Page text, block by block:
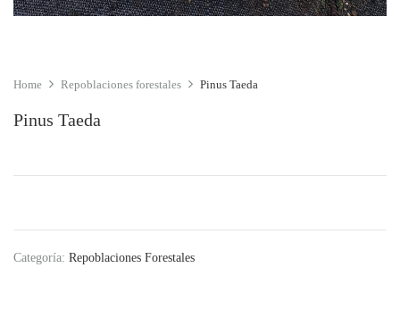
Home Repoblaciones forestales Pinus Taeda
Pinus Taeda
Categoría: Repoblaciones Forestales